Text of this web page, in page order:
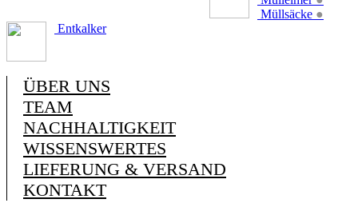
Müllsäcke ●
Entkalker
ÜBER UNS
TEAM
NACHHALTIGKEIT
WISSENSWERTES
LIEFERUNG & VERSAND
KONTAKT